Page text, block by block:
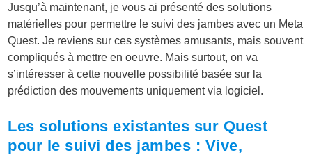
Jusqu’à maintenant, je vous ai présenté des solutions
matérielles pour permettre le suivi des jambes avec un Meta
Quest. Je reviens sur ces systèmes amusants, mais souvent
compliqués à mettre en oeuvre. Mais surtout, on va
s’intéresser à cette nouvelle possibilité basée sur la
prédiction des mouvements uniquement via logiciel.
Les solutions existantes sur Quest
pour le suivi des jambes : Vive,